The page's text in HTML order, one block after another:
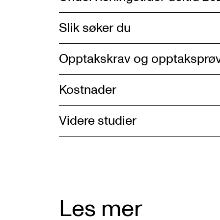
Slik søker du
Opptakskrav og
Kostnader
Videre studier
Les mer